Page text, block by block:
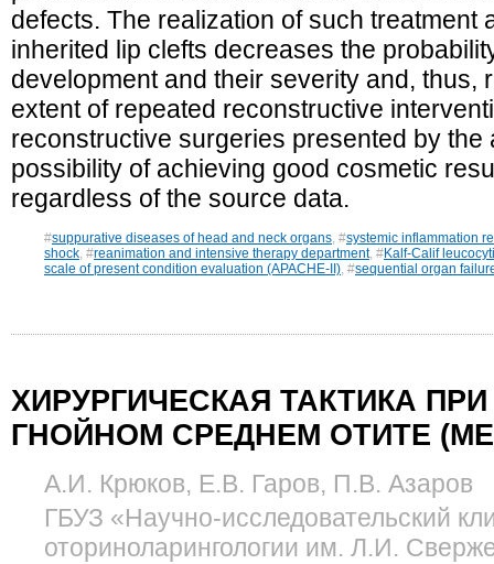
defects. The realization of such treatment
inherited lip clefts decreases the
development and their severity and, thus,
extent of repeated reconstructive
reconstructive surgeries presented by the
possibility of achieving good cosmetic
regardless of the source data.
#suppurative diseases of head and neck organs, #systemic inflammation
shock, #reanimation and intensive therapy department, #Kalf-Calif
scale of present condition evaluation (APACHE-II), #sequential organ
ХИРУРГИЧЕСКАЯ ТАКТИКА
ГНОЙНОМ СРЕДНЕМ ОТИТЕ
А.И. Крюков, Е.В. Гаров, П.В. Азаров
ГБУЗ «Научно-исследовательский
оториноларингологии им. Л.И.